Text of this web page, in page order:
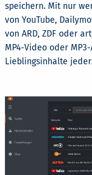
speichern. Mit nur
von YouTube,
von ARD, ZDF oder
MP4-Video oder
Lieblingsinhalte